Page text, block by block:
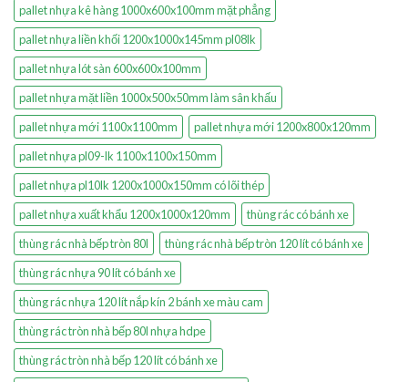
pallet nhựa kê hàng 1000x600x100mm mặt phẳng
pallet nhựa liền khối 1200x1000x145mm pl08lk
pallet nhựa lót sàn 600x600x100mm
pallet nhựa mặt liền 1000x500x50mm làm sân khấu
pallet nhựa mới 1100x1100mm
pallet nhựa mới 1200x800x120mm
pallet nhựa pl09-lk 1100x1100x150mm
pallet nhựa pl10lk 1200x1000x150mm có lõi thép
pallet nhựa xuất khẩu 1200x1000x120mm
thùng rác có bánh xe
thùng rác nhà bếp tròn 80l
thùng rác nhà bếp tròn 120 lít có bánh xe
thùng rác nhựa 90 lít có bánh xe
thùng rác nhựa 120 lít nắp kín 2 bánh xe màu cam
thùng rác tròn nhà bếp 80l nhựa hdpe
thùng rác tròn nhà bếp 120 lít có bánh xe